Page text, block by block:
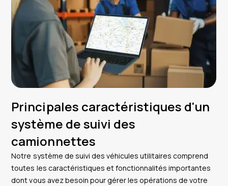
Principales caractéristiques d'un
système de suivi des
camionnettes
Notre système de suivi des véhicules utilitaires comprend
toutes les caractéristiques et fonctionnalités importantes
dont vous avez besoin pour gérer les opérations de votre